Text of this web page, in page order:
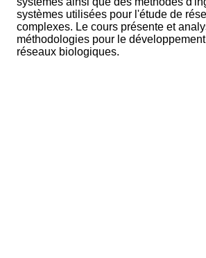
systèmes utilisées pour l'étude de
complexes. Le cours présente et
méthodologies pour le
réseaux biologiques.